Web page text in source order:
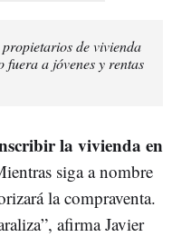
de vivienda
fuera a jóvenes y rentas
la vivienda en
siga a nombre
la compraventa.
afirma Javier